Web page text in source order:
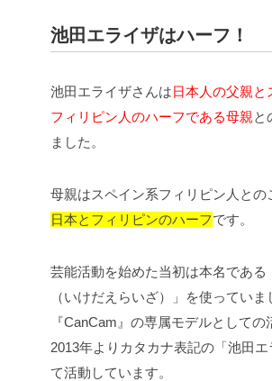
池田エライザはハーフ！
池田エライザさんは日本人の父親と
フィリピン人のハーフである母親と
ました。
母親はスペイン系フィリピン人との
日本とフィリピンのハーフです。
芸能活動を始めた当初は本名である
（いけだえらいざ）」を使っていま
『CanCam』の専属モデルとしての
2013年よりカタカナ表記の「池田エ
て活動しています。